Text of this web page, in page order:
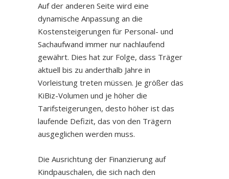
Auf der anderen Seite wird eine
dynamische Anpassung an die
Kostensteigerungen für Personal- und
Sachaufwand immer nur nachlaufend
gewährt. Dies hat zur Folge, dass Träger
aktuell bis zu anderthalb Jahre in
Vorleistung treten müssen. Je größer das
KiBiz-Volumen und je höher die
Tarifsteigerungen, desto höher ist das
laufende Defizit, das von den Trägern
ausgeglichen werden muss.
Die Ausrichtung der Finanzierung auf
Kindpauschalen, die sich nach den